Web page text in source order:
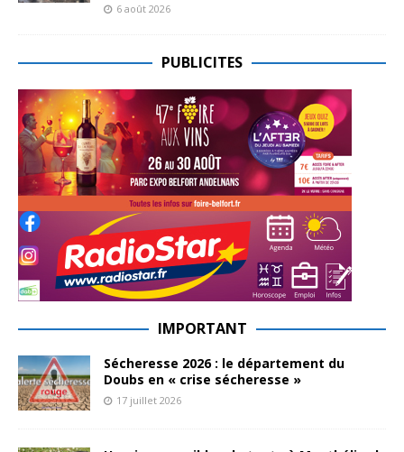
6 août 2026
PUBLICITES
IMPORTANT
Sécheresse 2026 : le département du
Doubs en « crise sécheresse »
17 juillet 2026